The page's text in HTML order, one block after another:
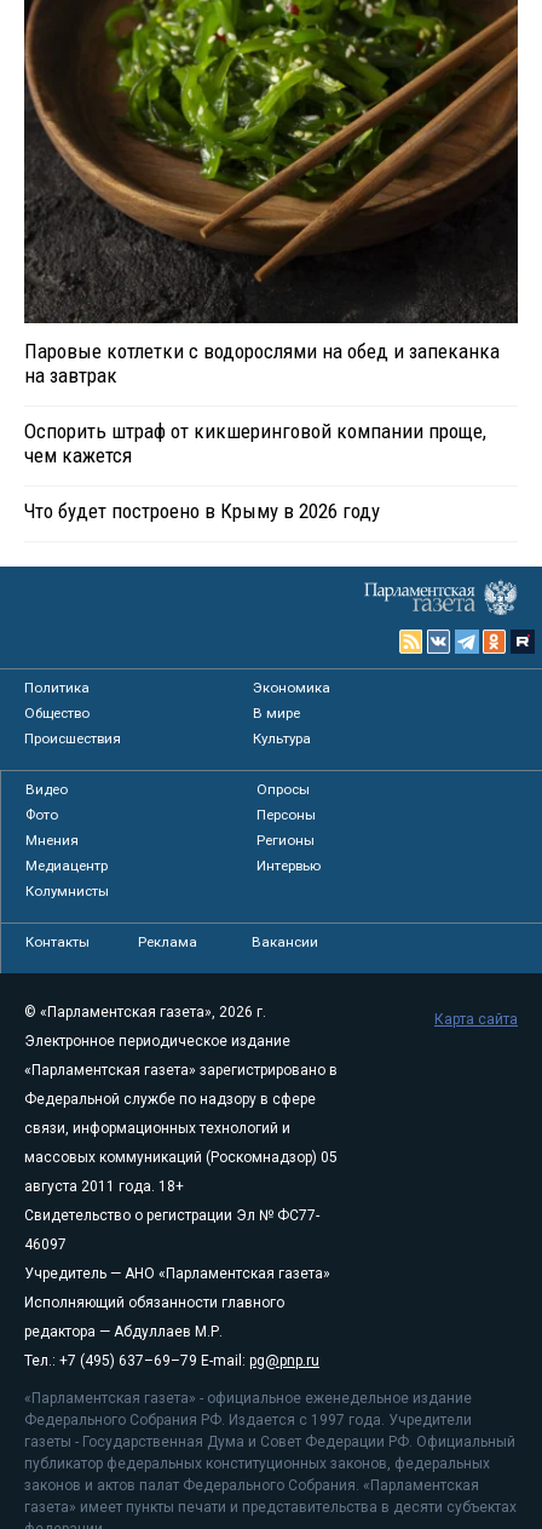
Паровые котлетки с водорослями на обед и запеканка
на завтрак
Оспорить штраф от кикшеринговой компании проще,
чем кажется
Что будет построено в Крыму в 2026 году
Политика
Экономика
Общество
В мире
Происшествия
Культура
Видео
Опросы
Фото
Персоны
Мнения
Регионы
Медиацентр
Интервью
Колумнисты
Контакты Реклама Вакансии
© «Парламентская газета», 2026 г.
Электронное периодическое издание
«Парламентская газета» зарегистрировано в
Федеральной службе по надзору в сфере
связи, информационных технологий и
массовых коммуникаций (Роскомнадзор) 05
августа 2011 года. 18+
Свидетельство о регистрации Эл № ФС77-
46097
Учредитель — АНО «Парламентская газета»
Исполняющий обязанности главного
редактора — Абдуллаев М.Р.
Тел.: +7 (495) 637–69–79 E-mail: pg@pnp.ru
«Парламентская газета» - официальное еженедельное издание
Федерального Собрания РФ. Издается с 1997 года. Учредители
газеты - Государственная Дума и Совет Федерации РФ. Официальный
публикатор федеральных конституционных законов, федеральных
законов и актов палат Федерального Собрания. «Парламентская
газета» имеет пункты печати и представительства в десяти субъектах
Карта сайта